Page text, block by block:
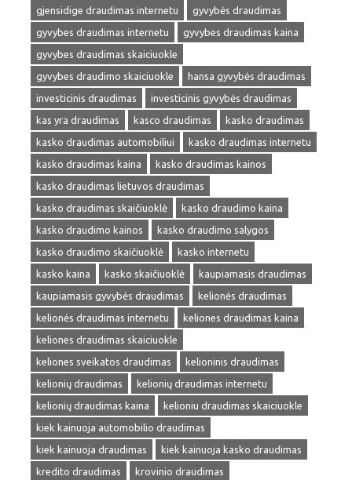
gjensidige draudimas internetu
gyvybės draudimas
gyvybes draudimas internetu
gyvybes draudimas kaina
gyvybes draudimas skaiciuokle
gyvybes draudimo skaiciuokle
hansa gyvybės draudimas
investicinis draudimas
investicinis gyvybės draudimas
kas yra draudimas
kasco draudimas
kasko draudimas
kasko draudimas automobiliui
kasko draudimas internetu
kasko draudimas kaina
kasko draudimas kainos
kasko draudimas lietuvos draudimas
kasko draudimas skaičiuoklė
kasko draudimo kaina
kasko draudimo kainos
kasko draudimo salygos
kasko draudimo skaičiuoklė
kasko internetu
kasko kaina
kasko skaičiuoklė
kaupiamasis draudimas
kaupiamasis gyvybės draudimas
kelionės draudimas
kelionės draudimas internetu
keliones draudimas kaina
keliones draudimas skaiciuokle
keliones sveikatos draudimas
kelioninis draudimas
kelionių draudimas
kelionių draudimas internetu
kelionių draudimas kaina
kelioniu draudimas skaiciuokle
kiek kainuoja automobilio draudimas
kiek kainuoja draudimas
kiek kainuoja kasko draudimas
kredito draudimas
krovinio draudimas